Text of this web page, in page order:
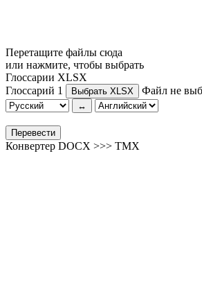
Перетащите файлы сюда
или нажмите, чтобы выбрать
Глоссарии XLSX
Глоссарий 1
Выбрать XLSX Файл не
↔
Перевести
Конвертер DOCX >>> TMX